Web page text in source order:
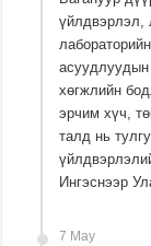
үйлдвэрлэл,
хөгжлийн
эрчим хүч,
талд нь
Ингэснээр
7 May